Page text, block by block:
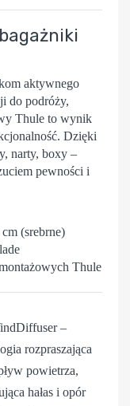
aktywnego
do podróży,
Thule to wynik
Dzięki
narty, boxy –
pewności i
(srebrne)
Thule
–
rozpraszająca
powietrza,
hałas i opór